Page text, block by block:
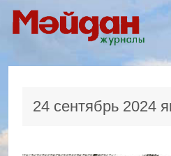
24 сентябрь 2024